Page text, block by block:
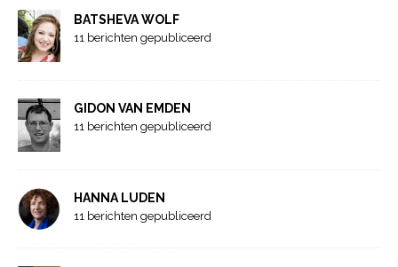
BATSHEVA WOLF
11 berichten gepubliceerd
GIDON VAN EMDEN
11 berichten gepubliceerd
HANNA LUDEN
11 berichten gepubliceerd